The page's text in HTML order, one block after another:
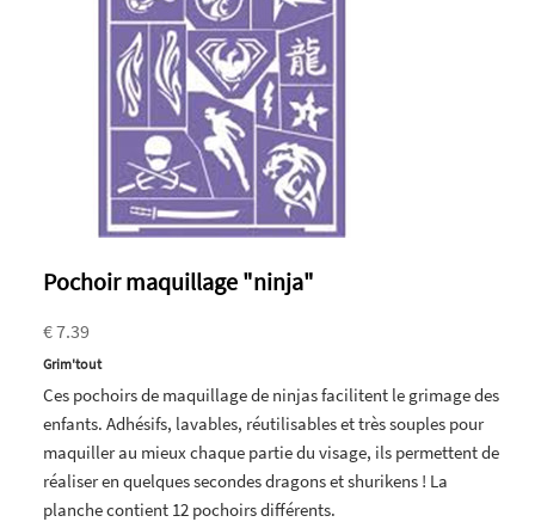
Pochoir maquillage "ninja"
€ 7.39
Grim'tout
Ces pochoirs de maquillage de ninjas facilitent le grimage des
enfants. Adhésifs, lavables, réutilisables et très souples pour
maquiller au mieux chaque partie du visage, ils permettent de
réaliser en quelques secondes dragons et shurikens ! La
planche contient 12 pochoirs différents.